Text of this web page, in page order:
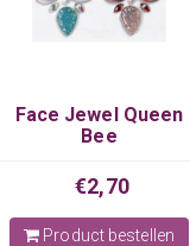
Face Jewel Queen
Bee
€2,70
Product bestellen